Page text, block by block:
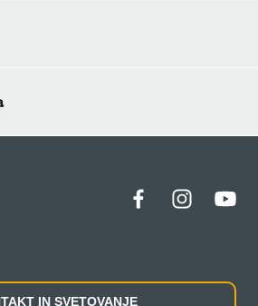
IN SVETOVANJE